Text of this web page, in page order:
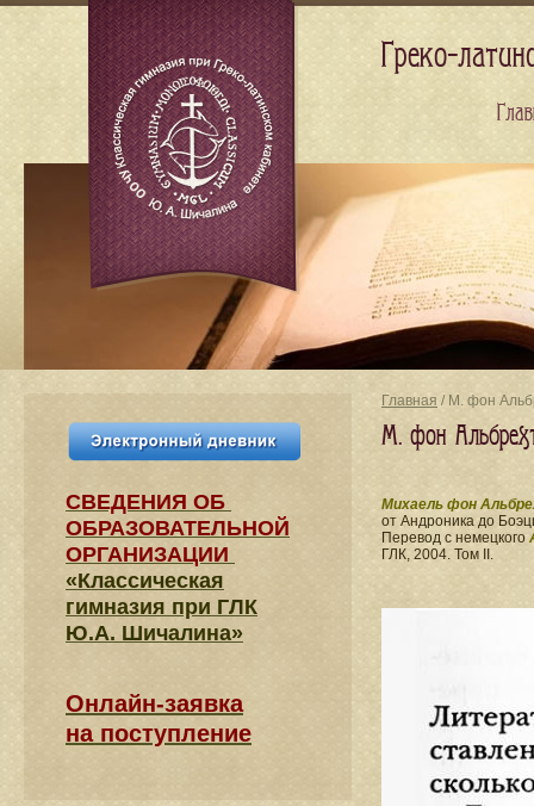
Главная / М. фон
М. фон
Михаель фон
от Андроника до
Перевод с немецкого
ГЛК, 2004. Том II.
СВЕДЕНИЯ​ ОБ
ОБРАЗОВАТЕЛЬНОЙ
ОРГАНИЗАЦИИ
«Классическая
гимназия при ГЛК
Ю.А. Шичалина»
Онлайн-заявка
на поступление
Греко-